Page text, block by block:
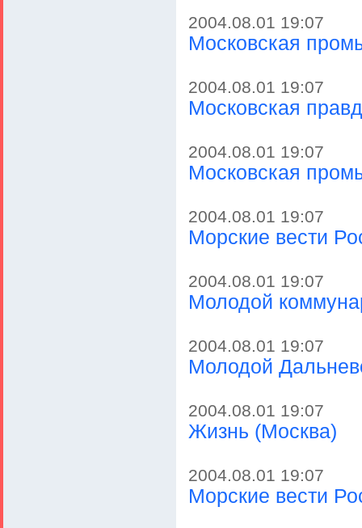
2004.08.01 19:07
Московская
2004.08.01 19:07
Московская
2004.08.01 19:07
Московская
2004.08.01 19:07
Морские вести
2004.08.01 19:07
Молодой
2004.08.01 19:07
Молодой
2004.08.01 19:07
Жизнь (Москва)
2004.08.01 19:07
Морские вести